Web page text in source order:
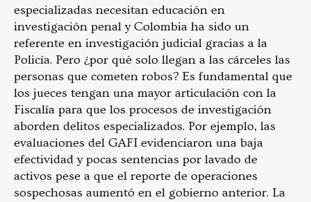
especializadas necesitan educación en
investigación penal y Colombia ha sido un
referente en investigación judicial gracias a la
Policía. Pero ¿por qué solo llegan a las cárceles las
personas que cometen robos? Es fundamental que
los jueces tengan una mayor articulación con la
Fiscalía para que los procesos de investigación
aborden delitos especializados. Por ejemplo, las
evaluaciones del GAFI evidenciaron una baja
efectividad y pocas sentencias por lavado de
activos pese a que el reporte de operaciones
sospechosas aumentó en el gobierno anterior. La